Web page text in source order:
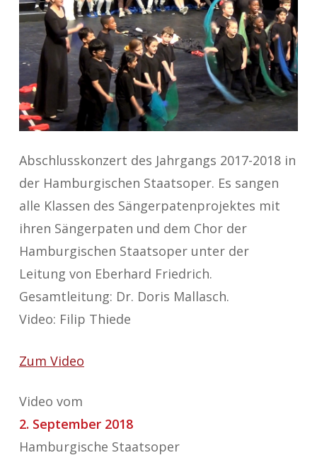
Abschlusskonzert des Jahrgangs 2017-2018 in
der Hamburgischen Staatsoper. Es sangen
alle Klassen des Sängerpatenprojektes mit
ihren Sängerpaten und dem Chor der
Hamburgischen Staatsoper unter der
Leitung von Eberhard Friedrich.
Gesamtleitung: Dr. Doris Mallasch.
Video: Filip Thiede
Zum Video
Video vom
2. September 2018
Hamburgische Staatsoper